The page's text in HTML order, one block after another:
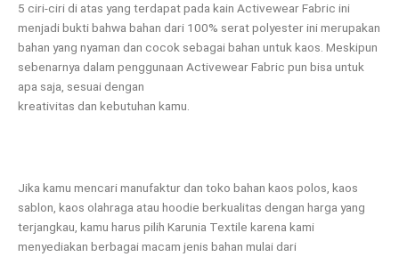
5 ciri-ciri di atas yang terdapat pada kain Activewear Fabric ini
menjadi bukti bahwa bahan dari 100% serat polyester ini merupakan
bahan yang nyaman dan cocok sebagai bahan untuk kaos. Meskipun
sebenarnya dalam penggunaan Activewear Fabric pun bisa untuk
apa saja, sesuai dengan
kreativitas dan kebutuhan kamu.
Jika kamu mencari manufaktur dan toko bahan kaos polos, kaos
sablon, kaos olahraga atau hoodie berkualitas dengan harga yang
terjangkau, kamu harus pilih Karunia Textile karena kami
menyediakan berbagai macam jenis bahan mulai dari